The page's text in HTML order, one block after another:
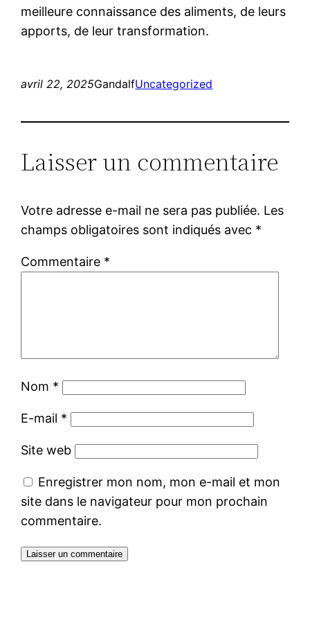
meilleure connaissance des aliments, de leurs
apports, de leur transformation.
avril 22, 2025GandalfUncategorized
Laisser un commentaire
Votre adresse e-mail ne sera pas publiée. Les
champs obligatoires sont indiqués avec *
Commentaire *
Nom *
E-mail *
Site web
Enregistrer mon nom, mon e-mail et mon
site dans le navigateur pour mon prochain
commentaire.